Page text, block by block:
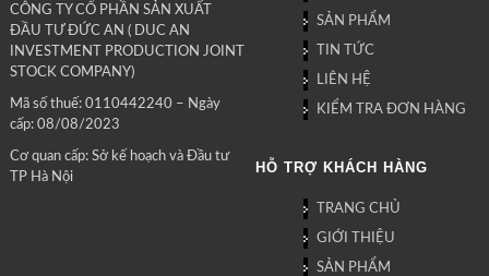
CÔNG TY CỔ PHẦN SẢN XUẤT
ĐẦU TƯ ĐỨC AN ( DUC AN
INVESTMENT PRODUCTION JOINT
STOCK COMPANY)
Mã số thuế: 0110442240 – Ngày
cấp: 08/08/2023
Cơ quan cấp: Sở kế hoạch và Đầu tư
TP Hà Nội
SẢN PHẨM
TIN TỨC
LIÊN HỆ
KIỂM TRA ĐƠN HÀNG
HỖ TRỢ KHÁCH HÀNG
TRANG CHỦ
GIỚI THIỆU
SẢN PHẨM